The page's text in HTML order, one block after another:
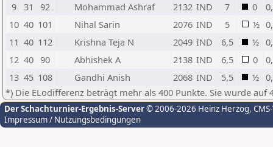
9
31 92 Mohammad Ashraf 2132 IND 7 0
10 40 101 Nihal Sarin 2076 IND 5 ½
11 40 112 Krishna Teja N 2049 IND 6,5 ½
12 40 90 Abhishek A 2138 IND 6,5 0
13 45 108 Gandhi Anish 2068 IND 5,5 ½
*) Die ELodifferenz beträgt mehr als 400 Punkte. Sie wurde auf
Der Schachturnier-Ergebnis-Server© 2006-2026 Heinz Herzog,
Impressum / Nutzungsbedingungen